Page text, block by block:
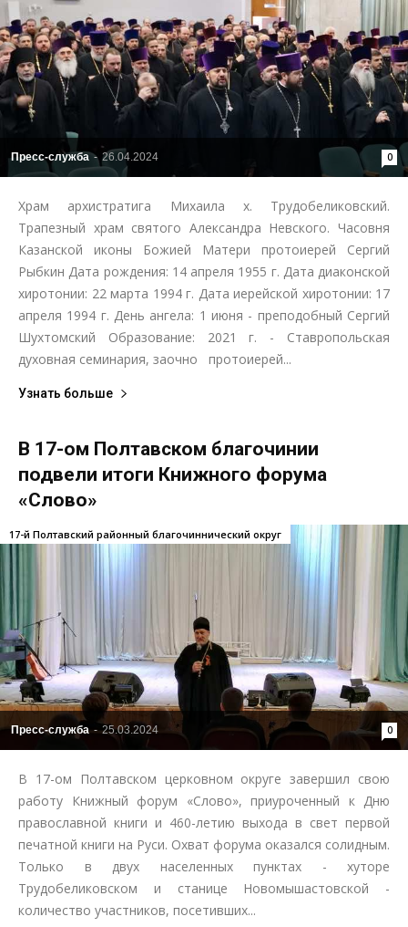
Пресс-служба - 26.04.2024 0
Храм архистратига Михаила х. Трудобеликовский.
Трапезный храм святого Александра Невского. Часовня
Казанской иконы Божией Матери протоиерей Сергий
Рыбкин Дата рождения: 14 апреля 1955 г. Дата диаконской
хиротонии: 22 марта 1994 г. Дата иерейской хиротонии: 17
апреля 1994 г. День ангела: 1 июня - преподобный Сергий
Шухтомский Образование: 2021 г. - Ставропольская
духовная семинария, заочно протоиерей...
Узнать больше
В 17-ом Полтавском благочинии
подвели итоги Книжного форума
«Слово»
Пресс-служба - 25.03.2024 0
17-й Полтавский районный благочиннический округ
В 17-ом Полтавском церковном округе завершил свою
работу Книжный форум «Слово», приуроченный к Дню
православной книги и 460-летию выхода в свет первой
печатной книги на Руси. Охват форума оказался солидным.
Только в двух населенных пунктах - хуторе
Трудобеликовском и станице Новомышастовской -
количество участников, посетивших...